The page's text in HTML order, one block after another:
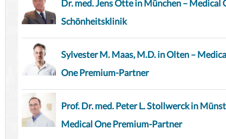
Dr. med. Jens Otte in München – Medical
Schönheitsklinik
Sylvester M. Maas, M.D. in Olten –
One Premium-Partner
Prof. Dr. med. Peter L. Stollwerck in
Medical One Premium-Partner